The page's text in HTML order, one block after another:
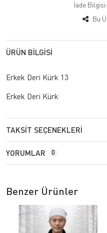
İade Bilgisi:
Bu
ÜRÜN BILGISI
Erkek Deri Kürk 13
Erkek Deri Kürk
TAKSIT SEÇENEKLERI
YORUMLAR 0
Benzer Ürünler